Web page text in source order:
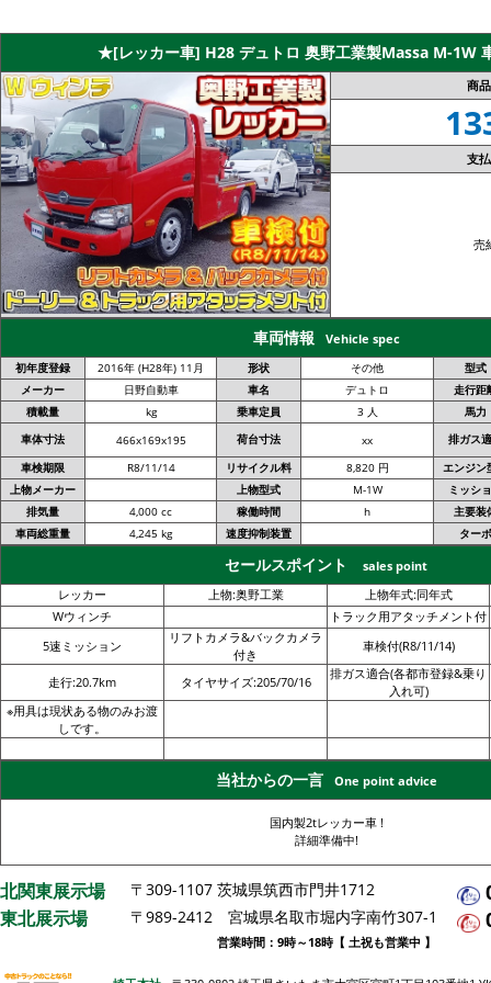
★[レッカー車] H28 デュトロ 奥野工業製Massa M-1W
商
支
売
車両情報 Vehicle spec
初年度登録 2016年 (H28年) 11月 形状 その他
型式
メーカー
日野自動車 車名 デュトロ
走行距
積載量
kg 乗車定員 3 人
馬力
車体寸法
466x169x195 荷台寸法 xx
排ガス
車検期限
R8/11/14 リサイクル料 8,820 円
エンジン
上物メーカー
上物型式 M-1W
ミッシ
排気量
4,000 cc 稼働時間 h
主要装
車両総重量
4,245 kg 速度抑制装置 ターボ
セールスポイント
sales point
レッカー
上物:奥野工業
上物年式:同年式
Wウィンチ
トラック用アタッチメント付
5速ミッション
リフトカメラ&バックカメラ
付き
車検付(R8/11/14)
走行:20.7km タイヤサイズ:205/70/16
排ガス適合(各都市登録&乗り
入れ可)
※用具は現状ある物のみお渡
しです。
当社からの一言 One point advice
国内製2tレッカー車 !
詳細準備中!
北関東展示場 〒309-1107 茨城県筑西市門井1712
東北展示場 〒989-2412 宮城県名取市堀内字南竹307-1
営業時間：9時～18時【 土祝も営業中 】